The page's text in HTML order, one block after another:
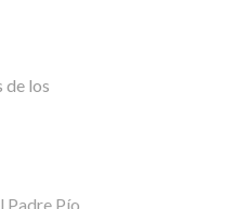
de los